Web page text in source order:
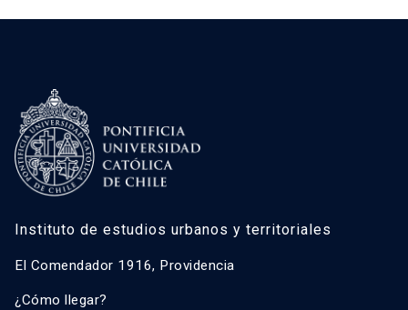
Instituto de estudios urbanos y territoriales
El Comendador 1916, Providencia
¿Cómo llegar?